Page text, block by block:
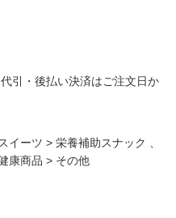
引・後払い決済はご注文日か
イーツ >栄養補助スナック
康商品 > その他